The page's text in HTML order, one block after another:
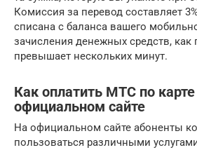
Комиссия за перевод составляет
списана с баланса вашего
зачисления денежных средств, как
превышает нескольких минут.
Как оплатить МТС по карте
официальном сайте
На официальном сайте абоненты
пользоваться различными